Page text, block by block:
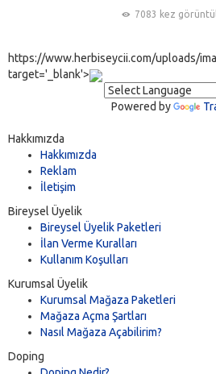
7083 kez
https://www.herbiseycii.com/uploads/
target='_blank'>
Powered by
Hakkımızda
Hakkımızda
Reklam
İletişim
Bireysel Üyelik
Bireysel Üyelik Paketleri
İlan Verme Kuralları
Kullanım Koşulları
Kurumsal Üyelik
Kurumsal Mağaza Paketleri
Mağaza Açma Şartları
Nasıl Mağaza Açabilirim?
Doping